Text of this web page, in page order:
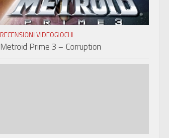
RECENSIONI VIDEOGIOCHI
Metroid Prime 3 – Corruption